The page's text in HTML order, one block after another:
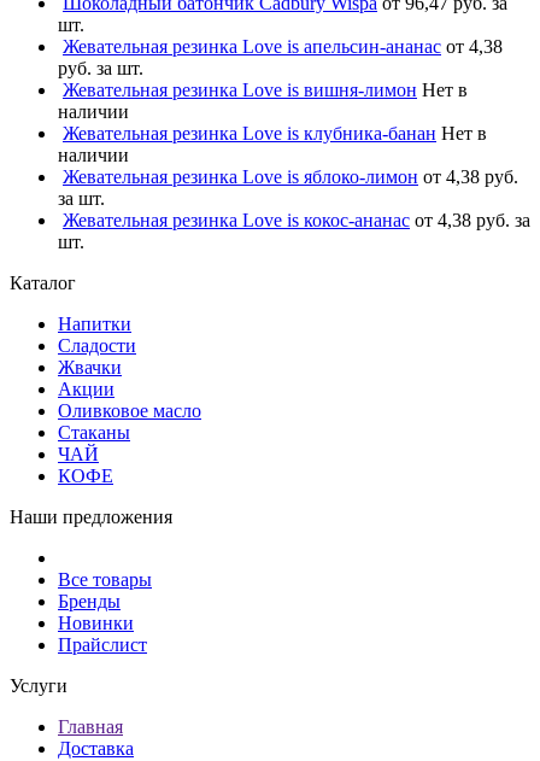
шт.
Жевательная резинка Love is апельсин-ананас от 4,38
руб. за шт.
Жевательная резинка Love is вишня-лимон Нет в
наличии
Жевательная резинка Love is клубника-банан Нет в
наличии
Жевательная резинка Love is яблоко-лимон от 4,38 руб.
за шт.
Жевательная резинка Love is кокос-ананас от 4,38 руб. за
шт.
Каталог
Напитки
Сладости
Жвачки
Акции
Оливковое масло
Стаканы
ЧАЙ
КОФЕ
Наши предложения
Все товары
Бренды
Новинки
Прайслист
Услуги
Главная
Доставка